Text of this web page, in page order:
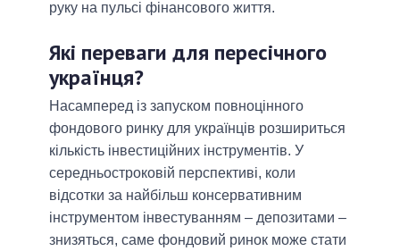
руку на пульсі фінансового життя.
Які переваги для пересічного
українця?
Насамперед із запуском повноцінного
фондового ринку для українців розшириться
кількість інвестиційних інструментів. У
середньостроковій перспективі, коли
відсотки за найбільш консервативним
інструментом інвестуванням – депозитами –
знизяться, саме фондовий ринок може стати